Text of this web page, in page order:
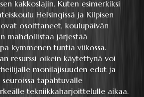
kakkoslajin. Kuten esimerkiksi
Helsingissä ja Kilpisen
ovat osoittaneet, koulupäivän
mahdollistaa järjestää
kymmenen tuntia viikossa.
resurssi oikein käytettynä voi
monilajisuuden edut ja
tapahtuvalle
tekniikkaharjoittelulle aikaa.